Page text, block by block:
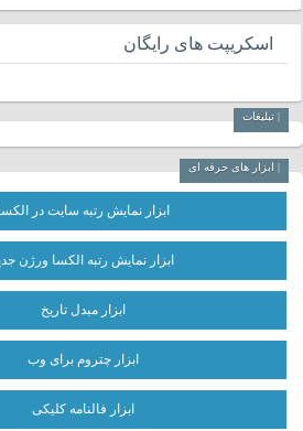
اسکریپت های رایگان
| تبلیغات
| ابزار های حرفه ای
ابزار نمایش رتبه سایت در
ابزار نمایش رتبه الکسا ورژن
ابزار مبدل تاریخ
ابزار چتروم برای وب
ابزار فالنامه کلیکی